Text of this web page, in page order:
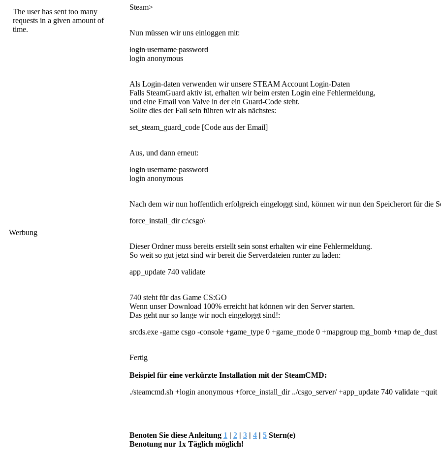
Werbung
Steam>
Nun müssen wir uns einloggen mit:
login username password
login anonymous
Als Login-daten verwenden wir unsere STEAM Account Login-Daten
Falls SteamGuard aktiv ist, erhalten wir beim ersten Login eine Fehlermeldung,
und eine Email von Valve in der ein Guard-Code steht.
Sollte dies der Fall sein führen wir als nächstes:
set_steam_guard_code [Code aus der Email]
Aus, und dann erneut:
login username password
login anonymous
Nach dem wir nun hoffentlich erfolgreich eingeloggt sind, können wir nun den Speicherort für die
force_install_dir c:\csgo\
Dieser Ordner muss bereits erstellt sein sonst erhalten wir eine Fehlermeldung.
So weit so gut jetzt sind wir bereit die Serverdateien runter zu laden:
app_update 740 validate
740 steht für das Game CS:GO
Wenn unser Download 100% erreicht hat können wir den Server starten.
Das geht nur so lange wir noch eingeloggt sind!:
srcds.exe -game csgo -console +game_type 0 +game_mode 0 +mapgroup mg_bomb +map de_dust
Fertig
Beispiel für eine verkürzte Installation mit der SteamCMD:
./steamcmd.sh +login anonymous +force_install_dir ../csgo_server/ +app_update 740 validate +quit
Benoten Sie diese Anleitung 1 | 2 | 3 | 4 | 5 Stern(e)
Benotung nur 1x Täglich möglich!